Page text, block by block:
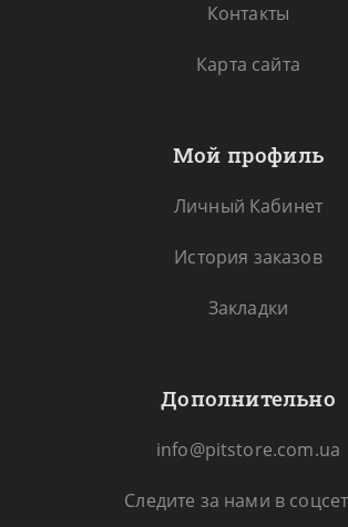
Контакты
Карта сайта
Мой профиль
Личный Кабинет
История заказов
Закладки
Дополнительно
info@pitstore.com.ua
Следите за нами в